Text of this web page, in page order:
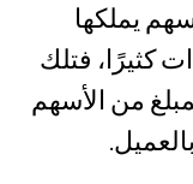
يملكها
كثيرًا، فتلك
من الأسهم